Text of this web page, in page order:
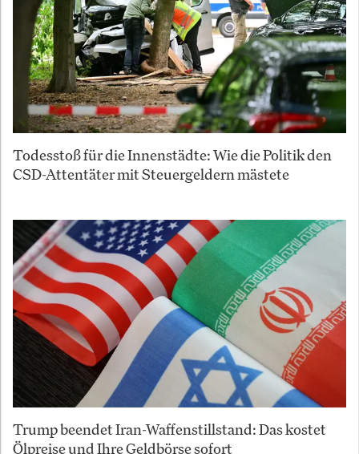
Todesstoß für die Innenstädte: Wie die Politik den
CSD-Attentäter mit Steuergeldern mästete
Trump beendet Iran-Waffenstillstand: Das kostet
Ölpreise und Ihre Geldbörse sofort